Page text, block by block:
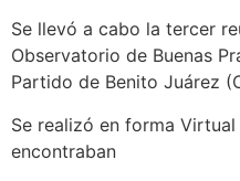
Se llevó a cabo la tercer
Observatorio de Buenas
Partido de Benito Juárez
Se realizó en forma
encontraban